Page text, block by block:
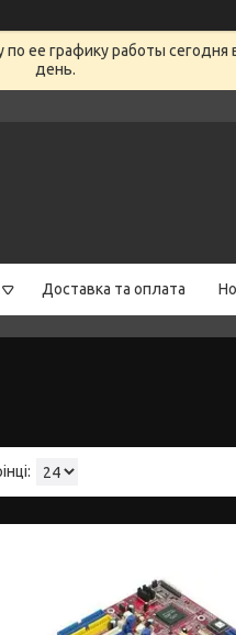
ее графику работы
день.
Доставка та оплата